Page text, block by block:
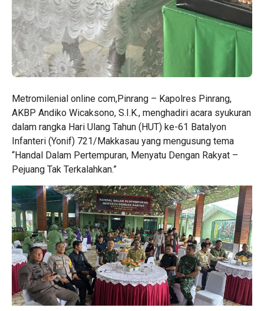
Metromilenial online com,Pinrang – Kapolres Pinrang,
AKBP Andiko Wicaksono, S.I.K., menghadiri acara syukuran
dalam rangka Hari Ulang Tahun (HUT) ke-61 Batalyon
Infanteri (Yonif) 721/Makkasau yang mengusung tema
“Handal Dalam Pertempuran, Menyatu Dengan Rakyat –
Pejuang Tak Terkalahkan.”